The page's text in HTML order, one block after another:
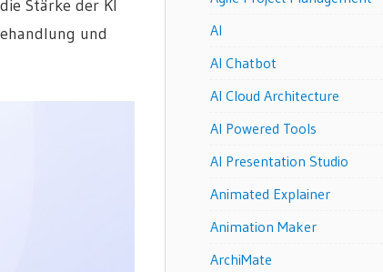
Stärke der KI
und
AI
AI Chatbot
AI Cloud Architecture
AI Powered Tools
AI Presentation Studio
Animated Explainer
Animation Maker
ArchiMate